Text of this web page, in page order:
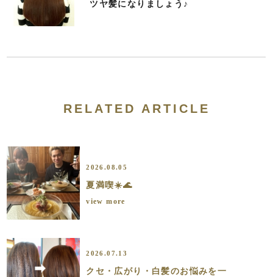
ツヤ髪になりましょう♪
RELATED ARTICLE
2026.08.05
夏満喫☀️🌊
view more
2026.07.13
クセ・広がり・白髪のお悩みを一